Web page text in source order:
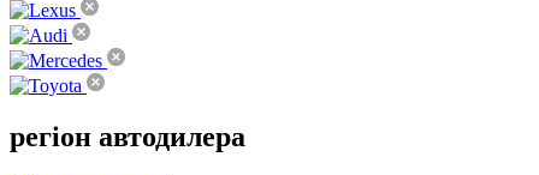
регіон автодилера